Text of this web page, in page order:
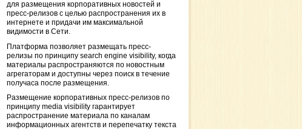
для размещения корпоративных новостей и
пресс-релизов с целью распространения их в
интернете и придачи им максимальной
видимости в Сети.
Платформа позволяет размещать пресс-
релизы по принципу search engine visibility, когда
материалы распространяются по новостным
агрегаторам и доступны через поиск в течение
получаса после размещения.
Размещение корпоративных пресс-релизов по
принципу media visibility гарантирует
распространение материала по каналам
информационных агентств и перепечатку текста